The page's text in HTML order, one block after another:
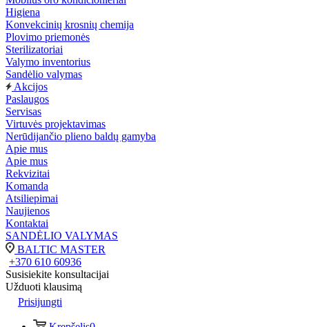
Higiena
Konvekcinių krosnių chemija
Plovimo priemonės
Sterilizatoriai
Valymo inventorius
Sandėlio valymas
Akcijos
Paslaugos
Servisas
Virtuvės projektavimas
Nerūdijančio plieno baldų gamyba
Apie mus
Apie mus
Rekvizitai
Komanda
Atsiliepimai
Naujienos
Kontaktai
SANDĖLIO VALYMAS
BALTIC MASTER
+370 610 60936
Susisiekite konsultacijai
Užduoti klausimą
Prisijungti